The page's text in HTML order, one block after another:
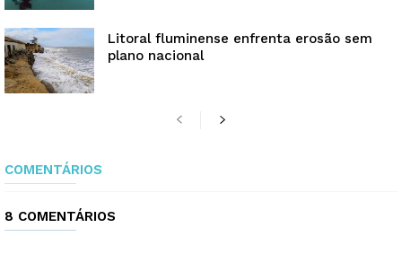
Litoral fluminense enfrenta erosão sem
plano nacional
COMENTÁRIOS
8 COMENTÁRIOS